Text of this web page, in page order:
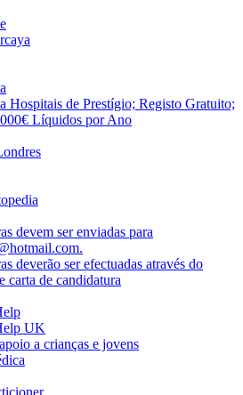
Hospitais de Prestígio; Registo Gratuito;
Líquidos por Ano
devem ser enviadas para
deverão ser efectuadas através do
carta de candidatura
UK
a crianças e jovens